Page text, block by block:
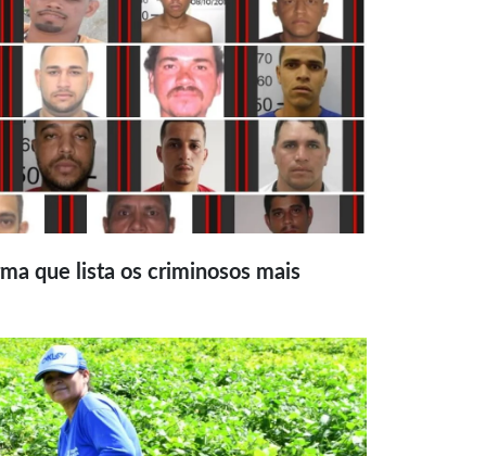
que lista os criminosos mais